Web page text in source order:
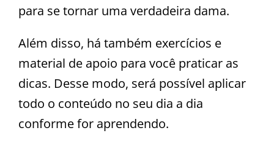
para se tornar uma verdadeira dama.
Além disso, há também exercícios e
material de apoio para você praticar as
dicas. Desse modo, será possível aplicar
todo o conteúdo no seu dia a dia
conforme for aprendendo.